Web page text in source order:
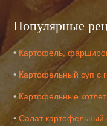
Популярные
• Картофель,
• Картофельный суп с
• Картофельные
•Салат картофельный